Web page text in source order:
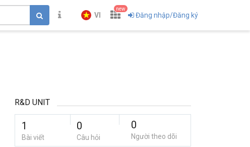
VI
new
Đăng nhập/Đăng ký
R&D UNIT
1
Bài viết
0
Câu hỏi
0
Người theo dõi